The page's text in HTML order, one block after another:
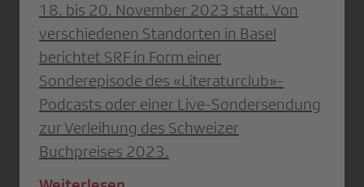
18. bis 20. November 2023 statt. Von
verschiedenen Standorten in Basel
berichtet SRF in Form einer
Sonderepisode des «Literaturclub»-
Podcasts oder einer Live-Sondersendung
zur Verleihung des Schweizer
Buchpreises 2023.